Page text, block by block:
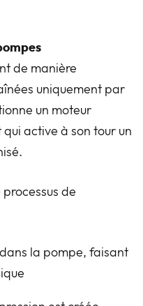
de manière
uniquement par
un moteur
active à son tour un
processus de
dans la pompe, faisant